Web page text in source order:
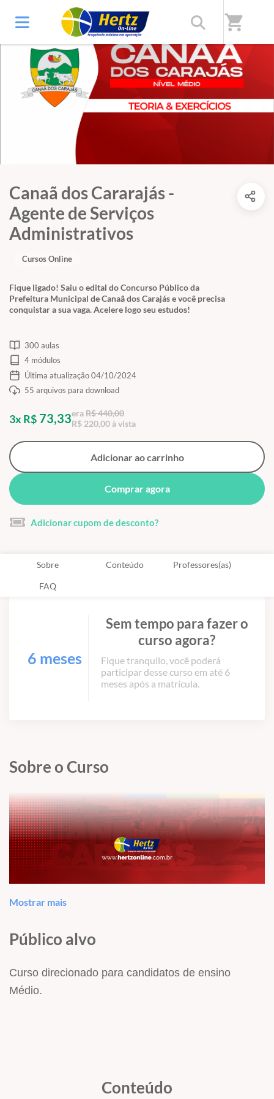
shopping_cart
Canaã dos Cararajás -
Agente de Serviços
Administrativos
Fique ligado! Saiu o edital do Concurso Público da
Prefeitura Municipal de Canaã dos Carajás e você precisa
conquistar a sua vaga. Acelere logo seu estudos!
Cursos Online
300 aulas
4 módulos
Última atualização 04/10/2024
55 arquivos para download
3x R$ 73,33eraR$ 440,00
R$ 220,00 à vista
Adicionar ao carrinho
Comprar agora
Adicionar cupom de desconto?
Sobre Conteúdo Professores(as)
FAQ
6 meses
Sem tempo para fazer o
curso agora?
Fique tranquilo, você poderá
participar desse curso em até 6
meses após a matrícula.
Sobre o Curso
CONCURSO PÚBLICO PARA PROVIMENTO DE
Mostrar mais
Público alvo
Curso direcionado para candidatos de ensino
Médio.
Conteúdo